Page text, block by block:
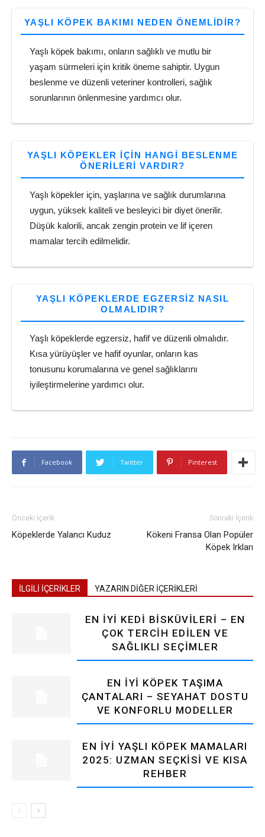
YAŞLI KÖPEK BAKIMI NEDEN ÖNEMLIDIR?
Yaşlı köpek bakımı, onların sağlıklı ve mutlu bir
yaşam sürmeleri için kritik öneme sahiptir. Uygun
beslenme ve düzenli veteriner kontrolleri, sağlık
sorunlarının önlenmesine yardımcı olur.
YAŞLI KÖPEKLER IÇIN HANGI BESLENME
ÖNERILERI VARDIR?
Yaşlı köpekler için, yaşlarına ve sağlık durumlarına
uygun, yüksek kaliteli ve besleyici bir diyet önerilir.
Düşük kalorili, ancak zengin protein ve lif içeren
mamalar tercih edilmelidir.
YAŞLI KÖPEKLERDE EGZERSIZ NASIL
OLMALIDIR?
Yaşlı köpeklerde egzersiz, hafif ve düzenli olmalıdır.
Kısa yürüyüşler ve hafif oyunlar, onların kas
tonusunu korumalarına ve genel sağlıklarını
iyileştirmelerine yardımcı olur.
Facebook Twitter Pinterest
Önceki İçerik
Köpeklerde Yalancı Kuduz
Sonraki İçerik
Kökeni Fransa Olan Popüler
Köpek Irkları
İLGİLİ İÇERİKLER YAZARIN DİĞER İÇERİKLERİ
EN İYI KEDI BISKÜVILERI – EN
ÇOK TERCIH EDILEN VE
SAĞLIKLI SEÇIMLER
EN İYI KÖPEK TAŞIMA
ÇANTALARI – SEYAHAT DOSTU
VE KONFORLU MODELLER
EN İYI YAŞLI KÖPEK MAMALARI
2025: UZMAN SEÇKISI VE KISA
REHBER